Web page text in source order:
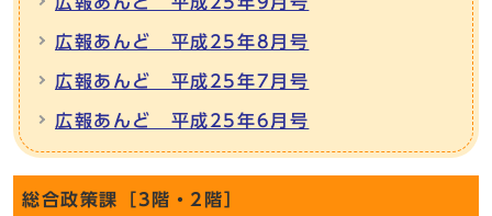
広報あんど 平成25年8月号
広報あんど 平成25年7月号
広報あんど 平成25年6月号
総合政策課［3階・2階］